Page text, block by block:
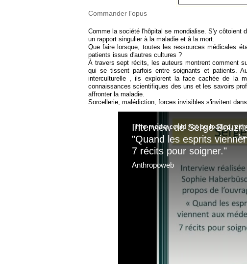
Commander l'opus
Comme la société l'hôpital se mondialise. S'y côtoient
un rapport singulier à la maladie et à la mort.
Que faire lorsque, toutes les ressources médicales
patients issus d'autres cultures ?
À travers sept récits, les auteurs montrent comment
qui se tissent parfois entre soignants et patients.
interculturelle , ils explorent la face cachée de la
connaissances scientifiques des uns et les savoirs
affronter la maladie.
Sorcellerie, malédiction, forces invisibles s'invitent